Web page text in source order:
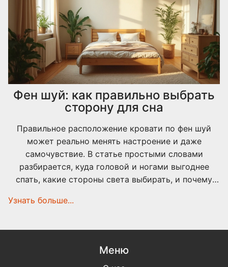
Фен шуй: как правильно выбрать
сторону для сна
Правильное расположение кровати по фен шуй
может реально менять настроение и даже
самочувствие. В статье простыми словами
разбирается, куда головой и ногами выгоднее
спать, какие стороны света выбирать, и почему
примеры из жизни, небольшие лайфхаки. Всё
не на сложной, непонятной теории. Читатель
уютной и здоровой.
Узнать больше...
Меню